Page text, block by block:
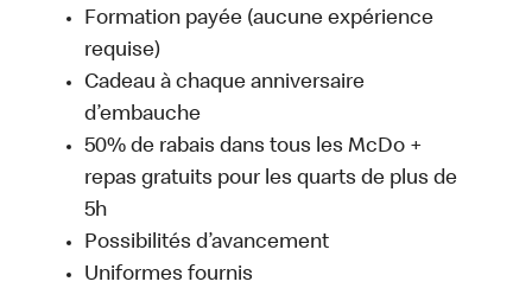
Formation payée (aucune expérience
requise)
Cadeau à chaque anniversaire
d’embauche
50% de rabais dans tous les McDo +
repas gratuits pour les quarts de plus de
5h
Possibilités d’avancement
Uniformes fournis